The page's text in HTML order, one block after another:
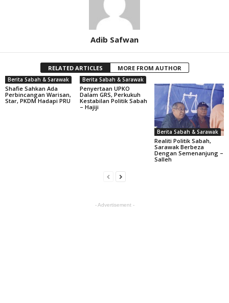
Adib Safwan
RELATED ARTICLES MORE FROM AUTHOR
Berita Sabah & Sarawak
Shafie Sahkan Ada
Perbincangan Warisan,
Star, PKDM Hadapi PRU
Berita Sabah & Sarawak
Penyertaan UPKO
Dalam GRS, Perkukuh
Kestabilan Politik Sabah
– Hajiji
Berita Sabah & Sarawak
Realiti Politik Sabah,
Sarawak Berbeza
Dengan Semenanjung –
Salleh
- Advertisement -